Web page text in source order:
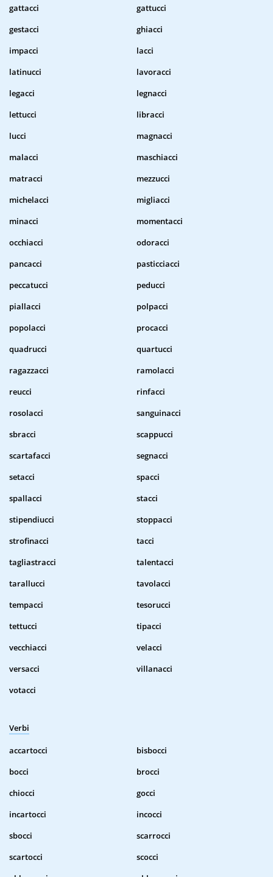
gattacci
gattucci
gestacci
ghiacci
impacci
lacci
latinucci
lavoracci
legacci
legnacci
lettucci
libracci
lucci
magnacci
malacci
maschiacci
matracci
mezzucci
michelacci
migliacci
minacci
momentacci
occhiacci
odoracci
pancacci
pasticciacci
peccatucci
peducci
piallacci
polpacci
popolacci
procacci
quadrucci
quartucci
ragazzacci
ramolacci
reucci
rinfacci
rosolacci
sanguinacci
sbracci
scappucci
scartafacci
segnacci
setacci
spacci
spallacci
stacci
stipendiucci
stoppacci
strofinacci
tacci
tagliastracci
talentacci
tarallucci
tavolacci
tempacci
tesorucci
tettucci
tipacci
vecchiacci
velacci
versacci
villanacci
votacci
Verbi
accartocci
bisbocci
bocci
brocci
chiocci
gocci
incartocci
incocci
sbocci
scarrocci
scartocci
scocci